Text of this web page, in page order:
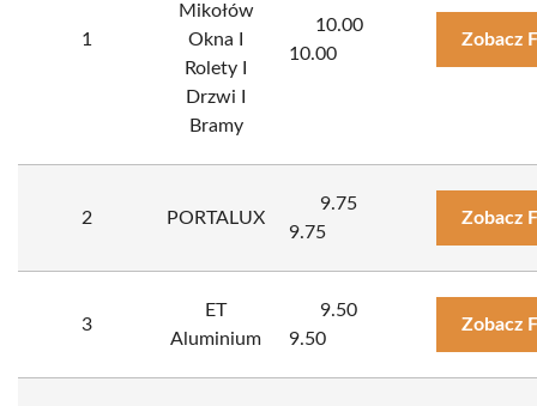
1
Mikołów
Okna I
Rolety I
Drzwi I
Bramy
10.00
10.00
Zobacz
2 PORTALUX
9.75
9.75
Zobacz
3
ET
Aluminium
9.50
9.50
Zobacz